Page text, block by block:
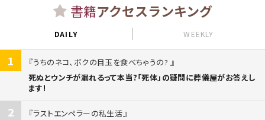
書籍アクセスランキング
DAILY WEEKLY
1
うちのネコ、ボクの目玉を食べちゃうの?
死ぬとウンチが漏れるって本当?「死体」の疑問に葬儀屋がお答えし
ます!
2
ラストエンペラーの私生活